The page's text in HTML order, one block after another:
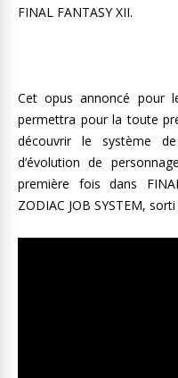
FINAL FANTASY XII.
Cet opus annoncé pour
permettra pour la toute
découvrir le système
d’évolution de
première fois dans
ZODIAC JOB SYSTEM,